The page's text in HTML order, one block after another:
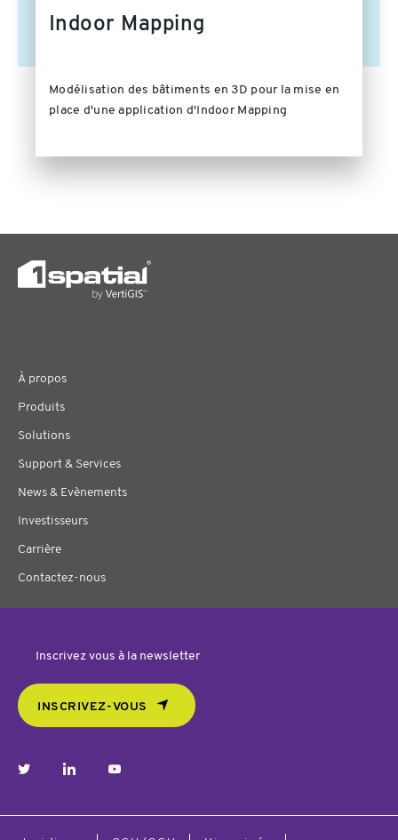
Indoor Mapping
Modélisation des bâtiments en 3D pour la mise en
place d'une application d'Indoor Mapping
À propos
Produits
Solutions
Support & Services
News & Evènements
Investisseurs
Carrière
Contactez-nous
Inscrivez vous à la newsletter
INSCRIVEZ-VOUS